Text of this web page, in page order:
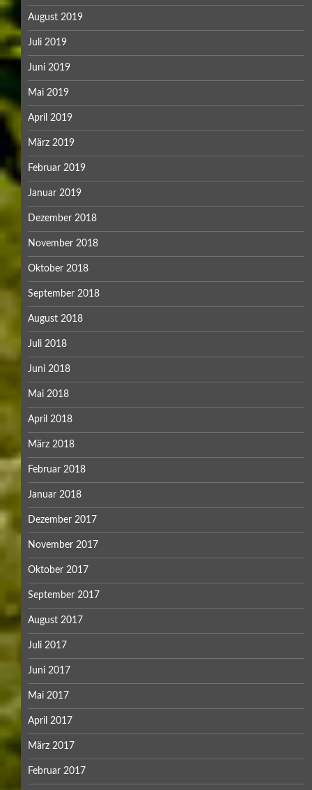
August 2019
Juli 2019
Juni 2019
Mai 2019
April 2019
März 2019
Februar 2019
Januar 2019
Dezember 2018
November 2018
Oktober 2018
September 2018
August 2018
Juli 2018
Juni 2018
Mai 2018
April 2018
März 2018
Februar 2018
Januar 2018
Dezember 2017
November 2017
Oktober 2017
September 2017
August 2017
Juli 2017
Juni 2017
Mai 2017
April 2017
März 2017
Februar 2017